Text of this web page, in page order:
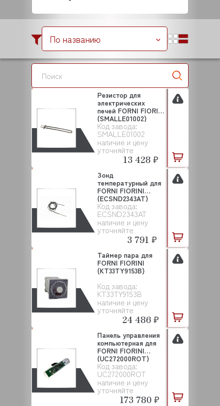
По названию
Код завода:
SMALLE01002
наличие и цену
уточняйте
Резистор для
электрических
печей FORNI FIORINI
(SMALLE01002)
13 428 ₽
Код завода:
ECSND2343AT
наличие и цену
уточняйте
Зонд
температурный для
FORNI FIORINI
(ECSND2343AT)
3 791 ₽
Код завода:
KT33TY9153B
наличие и цену
уточняйте
Таймер пара для
FORNI FIORINI
(KT33TY9153B)
24 486 ₽
Код завода:
UC272000ROT
наличие и цену
уточняйте
Панель управления
компьютерная для
FORNI FIORINI
(UC272000ROT)
173 780 ₽